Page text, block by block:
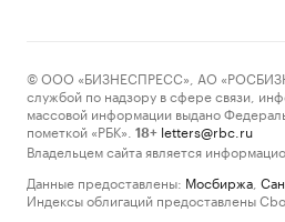
© ООО «БИЗНЕСПРЕСС», АО
службой по надзору в сфере связи,
массовой информации выдано
пометкой «РБК».
18+ letters@rbc.ru
Владельцем сайта является
Данные предоставлены: Мосбиржа
Индексы облигаций предоставлены